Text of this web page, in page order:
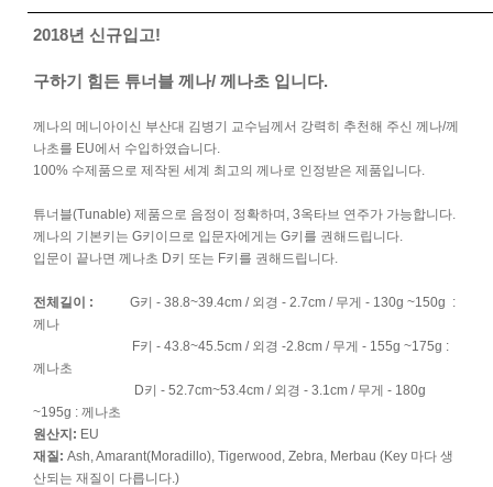
2018년 신규입고!
구하기 힘든 튜너블 께나/ 께나초 입니다.
께나의 메니아이신 부산대 김병기 교수님께서 강력히 추천해 주신 께나/께
나초를 EU에서 수입하였습니다.
100% 수제품으로 제작된 세계 최고의 께나로 인정받은 제품입니다.
튜너블(Tunable) 제품으로 음정이 정확하며, 3옥타브 연주가 가능합니다.
께나의 기본키는 G키이므로 입문자에게는 G키를 권해드립니다.
입문이 끝나면 께나초 D키 또는 F키를 권해드립니다.
전체길이 : G키 - 38.8~39.4cm / 외경 - 2.7cm / 무게 - 130g ~150g :
께나
F키 - 43.8~45.5cm / 외경 -2.8cm / 무게 - 155g ~175g :
께나초
D키 - 52.7cm~53.4cm / 외경 - 3.1cm / 무게 - 180g
~195g : 께나초
원산지 : EU
재질 : Ash, Amarant(Moradillo), Tigerwood, Zebra, Merbau (Key 마다 생
산되는 재질이 다릅니다.)